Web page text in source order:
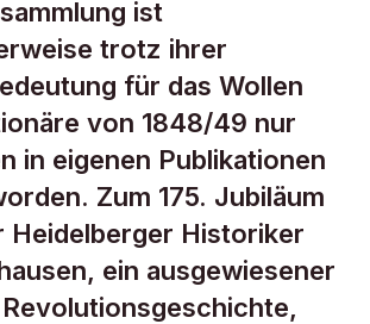
ist
trotz ihrer
für das Wollen
von 1848/49 nur
in eigenen Publikationen
Zum 175. Jubiläum
Heidelberger Historiker
ein ausgewiesener